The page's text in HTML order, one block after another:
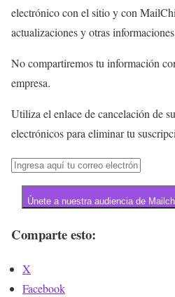
electrónico con el sitio y con
actualizaciones y otras
No compartiremos tu información
empresa.
Utiliza el enlace de cancelación de
electrónicos para eliminar tu
Únete a nuestra audiencia de
Comparte esto:
X
Facebook